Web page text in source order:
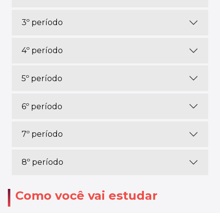
3º período
4º período
5º período
6º período
7º período
8º período
Como você vai estudar